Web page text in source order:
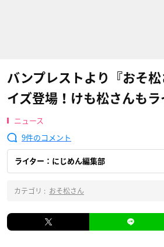
バンプレストより『おそ
イズ登場！けも松さんも
ニュース
9
ライター：にじめん編集部
カテゴリ : おそ松さん